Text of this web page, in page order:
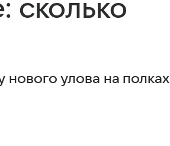
сколько
нового улова на полках